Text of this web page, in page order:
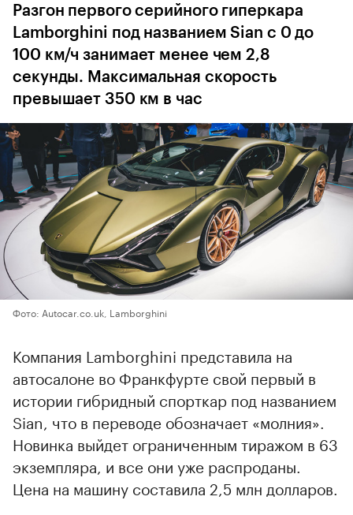
Разгон первого серийного гиперкара
Lamborghini под названием Sian с 0 до
100 км/ч занимает менее чем 2,8
секунды. Максимальная скорость
превышает 350 км в час
Фото: Аutocar.co.uk, Lamborghini
Компания Lamborghini представила на
автосалоне во Франкфурте свой первый в
истории гибридный спорткар под названием
Sian, что в переводе обозначает «молния».
Новинка выйдет ограниченным тиражом в 63
экземпляра, и все они уже распроданы.
Цена на машину составила 2,5 млн долларов.